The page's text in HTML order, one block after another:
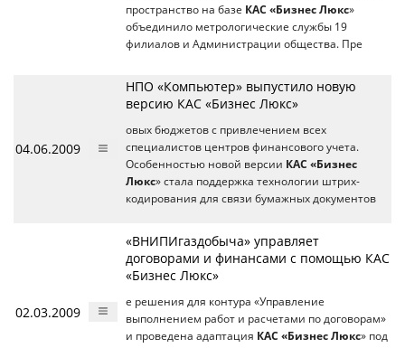
пространство на базе КАС «Бизнес Люкс»
объединило метрологические службы 19
филиалов и Администрации общества. Пре
04.06.2009
НПО «Компьютер» выпустило новую
версию КАС «Бизнес Люкс»
овых бюджетов с привлечением всех
специалистов центров финансового учета.
Особенностью новой версии КАС «Бизнес
Люкс» стала поддержка технологии штрих-
кодирования для связи бумажных документов
02.03.2009
«ВНИПИгаздобыча» управляет
договорами и финансами с помощью КАС
«Бизнес Люкс»
е решения для контура «Управление
выполнением работ и расчетами по договорам»
и проведена адаптация КАС «Бизнес Люкс» под